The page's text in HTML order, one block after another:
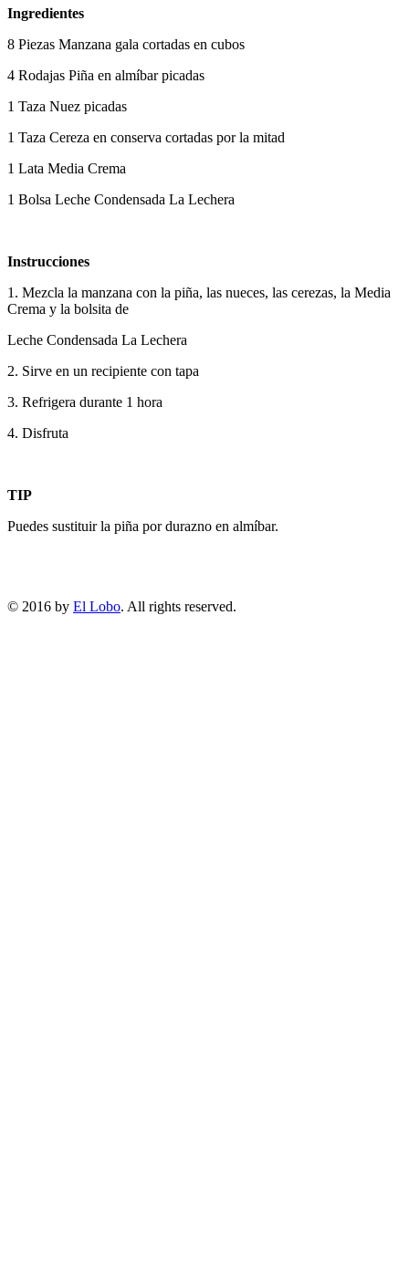
Ingredientes
8 Piezas Manzana gala cortadas en cubos
4 Rodajas Piña en almíbar picadas
1 Taza Nuez picadas
1 Taza Cereza en conserva cortadas por la mitad
1 Lata Media Crema
1 Bolsa Leche Condensada La Lechera
Instrucciones
1. Mezcla la manzana con la piña, las nueces, las cerezas, la Media
Crema y la bolsita de
Leche Condensada La Lechera
2. Sirve en un recipiente con tapa
3. Refrigera durante 1 hora
4. Disfruta
TIP
Puedes sustituir la piña por durazno en almíbar.
© 2016 by El Lobo. All rights reserved.